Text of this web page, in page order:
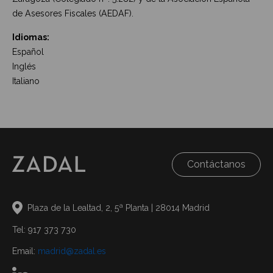
de Asesores Fiscales (AEDAF).
Idiomas:
Español
Inglés
Italiano
Contáctanos
Plaza de la Lealtad, 2, 5ª Planta | 28014 Madrid
Tel: 917 373 730
Email: madrid@zadal.es